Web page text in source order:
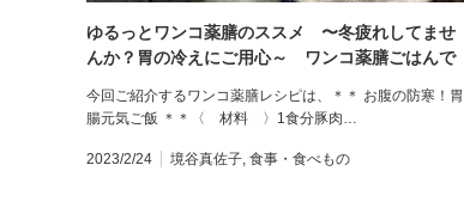
ゆるっとワンコ薬膳のススメ 〜冬疲れしてませ
んか？胃の冷えにご用心～ ワンコ薬膳ごはんで
今回ご紹介するワンコ薬膳レシピは、＊＊ お腹の防寒！胃
腸元気ご飯 ＊＊〈 材料 〉1食分豚肉…
2023/2/24 境谷真佐子, 食事・食べもの